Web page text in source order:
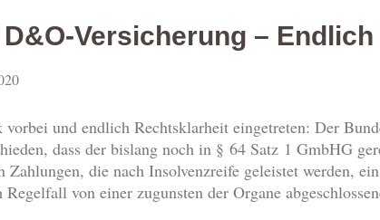
D&O-Versicherung –
vorbei und endlich Rechtsklarheit eingetreten: Der
dass der bislang noch in § 64 Satz 1 GmbHG
Zahlungen, die nach Insolvenzreife geleistet werden,
von einer zugunsten der Organe